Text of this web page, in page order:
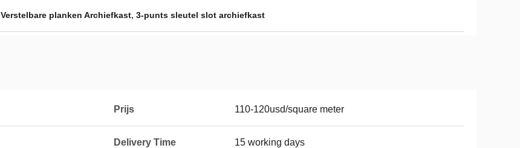
Verstelbare planken Archiefkast, 3-punts sleutel slot archiefkast
Prijs 110-120usd/square meter
Delivery Time 15 working days